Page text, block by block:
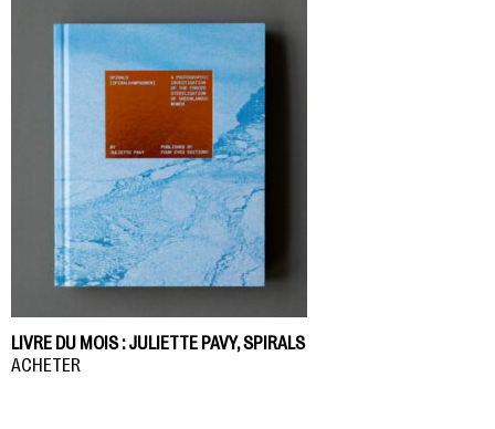
LIVRE DU MOIS : JULIETTE PAVY, SPIRALS
ACHETER